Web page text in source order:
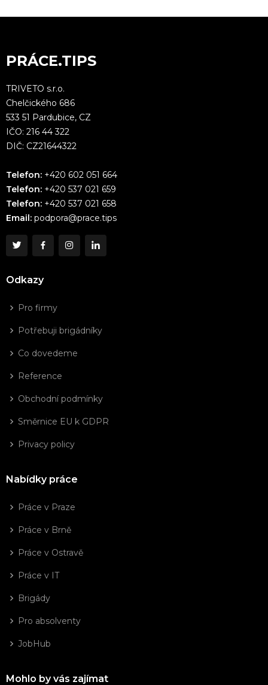
PRÁCE.TIPS
TRIVETO s.r.o.
Chelčického 686
533 51 Pardubice, CZ
IČO: 216 44 322
DIČ: CZ21644322
Telefon: +420 602 051 664
Telefon: +420 537 021 659
Telefon: +420 537 021 658
Email: podpora@prace.tips
Odkazy
Pro firmy
Potřebuji brigádníky
Co dovedeme
Reference
Obchodní podmínky
Směrnice EU k GDPR
Privacy policy
Nabídky práce
Práce v Praze
Práce v Brně
Práce v Ostravě
Práce v IT
Brigády
Pro absolventy
JobHub
Mohlo by vás zajímat